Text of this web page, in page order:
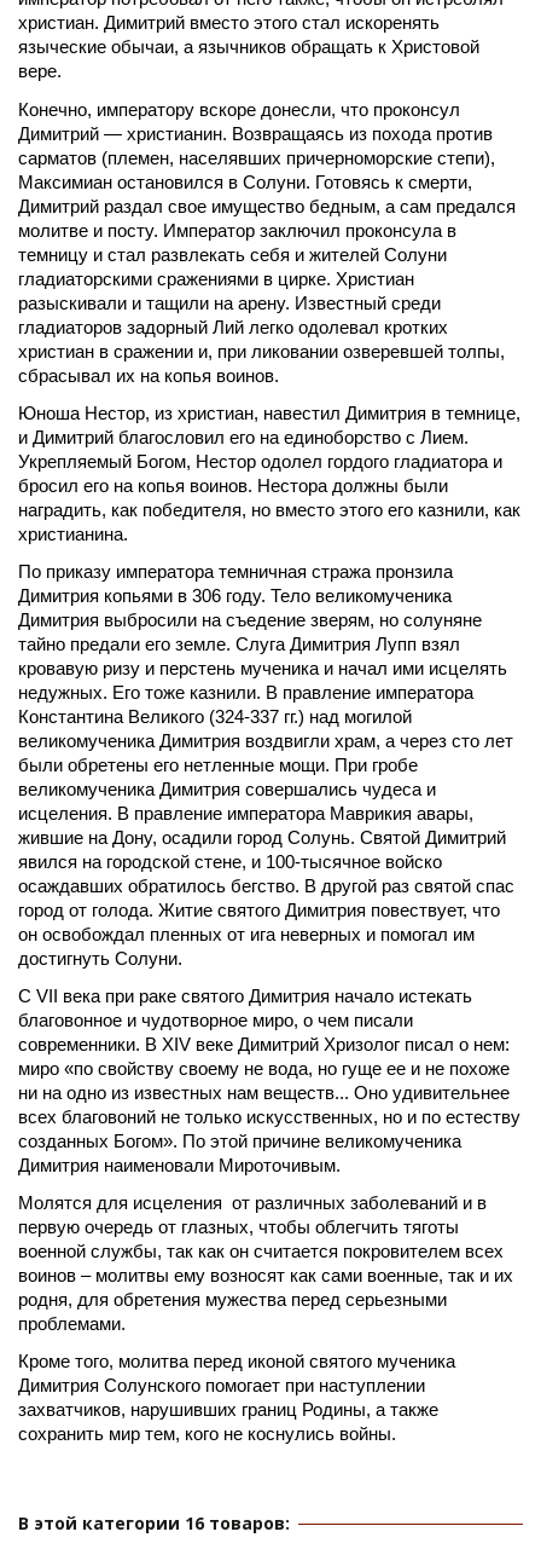
христиан. Димитрий вместо этого стал искоренять
языческие обычаи, а язычников обращать к Христовой
вере.
Конечно, императору вскоре донесли, что проконсул
Димитрий — христианин. Возвращаясь из похода против
сарматов (племен, населявших причерноморские степи),
Максимиан остановился в Солуни. Готовясь к смерти,
Димитрий раздал свое имущество бедным, а сам предался
молитве и посту. Император заключил проконсула в
темницу и стал развлекать себя и жителей Солуни
гладиаторскими сражениями в цирке. Христиан
разыскивали и тащили на арену. Известный среди
гладиаторов задорный Лий легко одолевал кротких
христиан в сражении и, при ликовании озверевшей толпы,
сбрасывал их на копья воинов.
Юноша Нестор, из христиан, навестил Димитрия в темнице,
и Димитрий благословил его на единоборство с Лием.
Укрепляемый Богом, Нестор одолел гордого гладиатора и
бросил его на копья воинов. Нестора должны были
наградить, как победителя, но вместо этого его казнили, как
христианина.
По приказу императора темничная стража пронзила
Димитрия копьями в 306 году. Тело великомученика
Димитрия выбросили на съедение зверям, но солуняне
тайно предали его земле. Слуга Димитрия Лупп взял
кровавую ризу и перстень мученика и начал ими исцелять
недужных. Его тоже казнили. В правление императора
Константина Великого (324-337 гг.) над могилой
великомученика Димитрия воздвигли храм, а через сто лет
были обретены его нетленные мощи. При гробе
великомученика Димитрия совершались чудеса и
исцеления. В правление императора Маврикия авары,
жившие на Дону, осадили город Солунь. Святой Димитрий
явился на городской стене, и 100-тысячное войско
осаждавших обратилось бегство. В другой раз святой спас
город от голода. Житие святого Димитрия повествует, что
он освобождал пленных от ига неверных и помогал им
достигнуть Солуни.
С VII века при раке святого Димитрия начало истекать
благовонное и чудотворное миро, о чем писали
современники. В XIV веке Димитрий Хризолог писал о нем:
миро «по свойству своему не вода, но гуще ее и не похоже
ни на одно из известных нам веществ... Оно удивительнее
всех благовоний не только искусственных, но и по естеству
созданных Богом». По этой причине великомученика
Димитрия наименовали Мироточивым.
Молятся для исцеления  от различных заболеваний и в
первую очередь от глазных, чтобы облегчить тяготы
военной службы, так как он считается покровителем всех
воинов – молитвы ему возносят как сами военные, так и их
родня, для обретения мужества перед серьезными
проблемами.
Кроме того, молитва перед иконой святого мученика
Димитрия Солунского помогает при наступлении
захватчиков, нарушивших границ Родины, а также
сохранить мир тем, кого не коснулись войны.
В этой категории 16 товаров: